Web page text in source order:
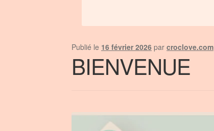
Publié le 16 février 2026 parcroclove.com
BIENVENUE